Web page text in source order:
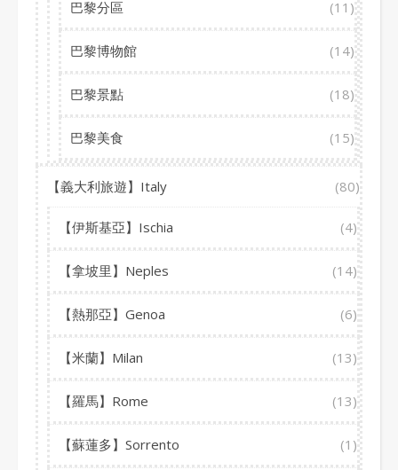
巴黎分區 (11)
巴黎博物館 (14)
巴黎景點 (18)
巴黎美食 (15)
【義大利旅遊】Italy (80)
【伊斯基亞】Ischia (4)
【拿坡里】Neples (14)
【熱那亞】Genoa (6)
【米蘭】Milan (13)
【羅馬】Rome (13)
【蘇蓮多】Sorrento (1)